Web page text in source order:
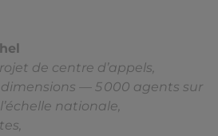
de centre d’appels,
— 5 000 agents sur
nationale,